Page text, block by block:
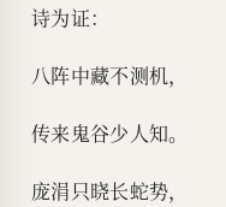
诗为证：
八阵中藏不测机，
传来鬼谷少人知。
庞涓只晓长蛇势，